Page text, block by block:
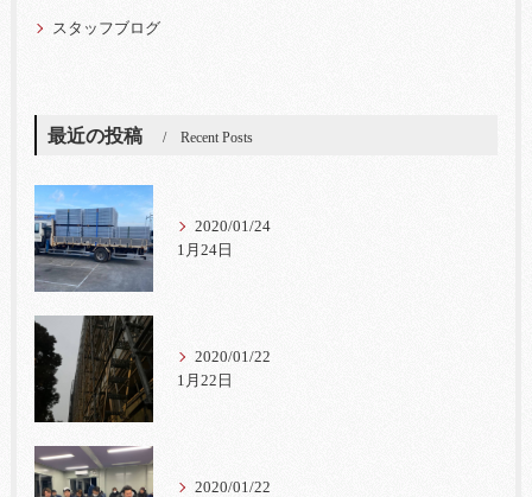
スタッフブログ
最近の投稿 Recent Posts
2020/01/24
1月24日
2020/01/22
1月22日
2020/01/22